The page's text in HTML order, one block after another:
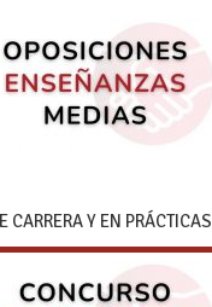
CARRERA Y EN PRÁCTICAS